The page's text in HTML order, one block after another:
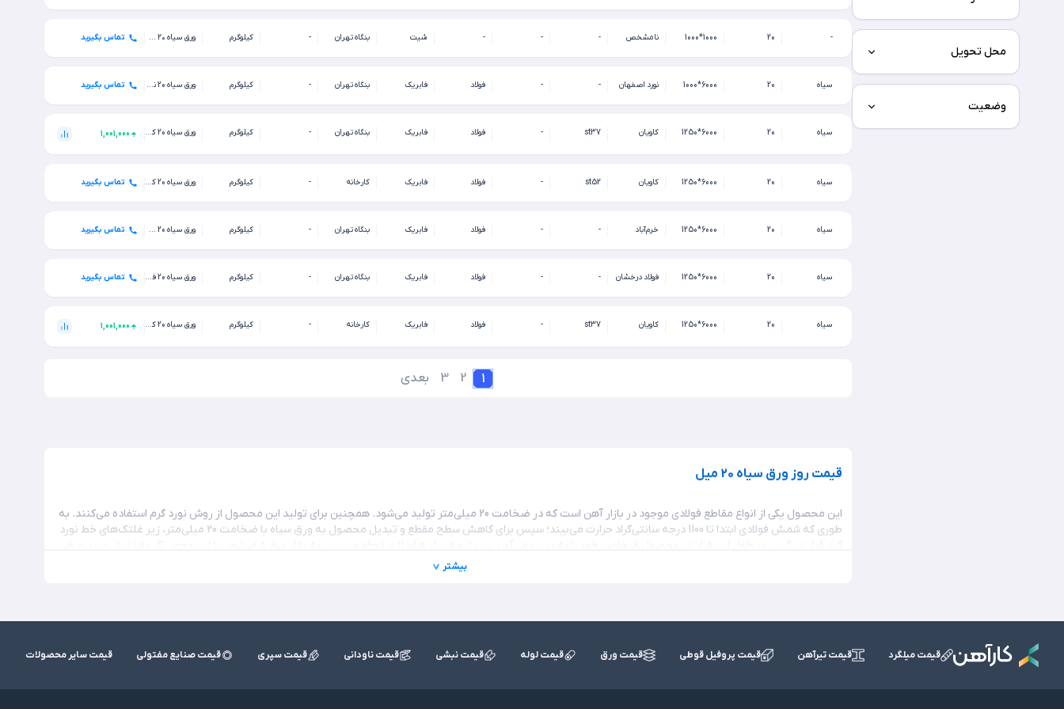
محل تحویل
وضعیت
-
20
1000*1000 نامشخص -
-
- شیت بنگاه تهران - کیلوگرم ورق سیاه ۲۰ سایز ۱۰۰۰*۱۰۰۰ تماس بگیرید
سیاه 20
6000*1000 نورد اصفهان -
- فولاد فابریک بنگاه تهران - کیلوگرم ورق سیاه 20 نورد اصفهان 6000*1000 فابریک بنگاه تهران تماس بگیرید
سیاه 20
6000*1250 کاویان st37
- فولاد فابریک بنگاه تهران - کیلوگرم ورق سیاه 20 کاویان 6000*1250 فابریک ST37 بنگاه تهران 1,001,000
سیاه 20
6000*1250 کاویان st52
- فولاد فابریک کارخانه - کیلوگرم ورق سیاه 20 کاویان 6000*1250 فابریک ST52 کارخانه تماس بگیرید
سیاه 20
6000*1250 خرم‌آباد -
- فولاد فابریک بنگاه تهران - کیلوگرم ورق سیاه 20 خرم آباد 6000*1250 فابریک بنگاه تهران تماس بگیرید
سیاه 20
6000*1250 فولاد درخشان -
- فولاد فابریک بنگاه تهران - کیلوگرم ورق سیاه 20 فولاد درخشان 6000*1250 فابریک بنگاه تهران تماس بگیرید
سیاه 20
6000*1250 کاویان st37
- فولاد فابریک کارخانه - کیلوگرم ورق سیاه 20 کاویان 6000*1250 فابریک ST37 کارخانه 1,001,000
1
2
3 بعدی
قیمت روز ورق سیاه 20 میل
این محصول یکی از انواع مقاطع فولادی موجود در بازار آهن است که در ضخامت 20 میلی‌متر تولید می‌شود. همچنین برای تولید این محصول از روش نورد گرم استفاده می‌کنند. به
طوری که شمش فولادی ابتدا تا 1100 درجه سانتی‌گراد حرارت می‌بیند؛ سپس برای کاهش سطح مقطع و تبدیل محصول به ورق سیاه با ضخامت 20 میلی‌متر، زیر غلتک‌های خط نورد
مشخصات فنی ورق سیاه 20 میل
یکی از موضوعات مهم در هنگام استعلام قیمت ورق آهن 20 میل، دریافت اطلاعات فنی محصول است. اطلاعات یا مشخصات فنی محصول کمک می‌کند تا شما بتوانید بر اساس نیاز
سایز محصول نیز از اهمیت بالایی برخوردار است. در نتیجه این دو به همراه دریافت اطلاعات برند مورد نظر و وزن محصول، می‌توانید انتظار داشته باشید که خرید مناسب و با
بیشتر
قیمت میلگرد قیمت تیرآهن قیمت پروفیل قوطی قیمت ورق قیمت لوله قیمت نبشی قیمت ناودانی قیمت سپری قیمت صنایع مفتولی قیمت سایر محصولات